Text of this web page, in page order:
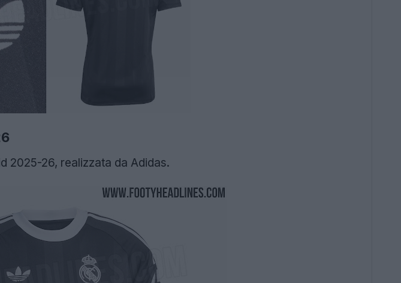
2025-26, realizzata da Adidas.